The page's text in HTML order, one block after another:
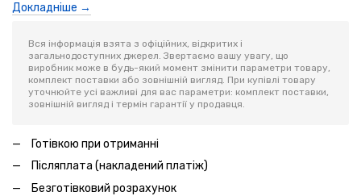
Докладніше →
Вся інформація взята з офіційних, відкритих і
загальнодоступних джерел. Звертаємо вашу увагу, що
виробник може в будь-який момент змінити параметри товару,
комплект поставки або зовнішній вигляд. При купівлі товару
уточнюйте усі важливі для вас параметри: комплект поставки,
зовнішній вигляд і термін гарантії у продавця.
Готівкою при отриманні
Післяплата (накладений платіж)
Безготівковий розрахунок